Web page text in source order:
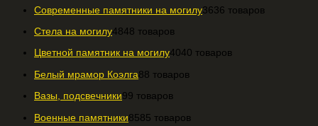
Современные памятники на могилу3636 товаров
Стела на могилу4848 товаров
Цветной памятник на могилу4040 товаров
Белый мрамор Коэлга88 товаров
Вазы, подсвечники99 товаров
Военные памятники8585 товаров